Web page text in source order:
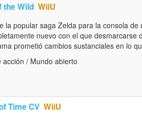
the Wild WiiU
la popular saga Zelda para la consola
nuevo con el que desmarcarse
prometió cambios sustanciales en lo
/ Mundo abierto
Time CV WiiU